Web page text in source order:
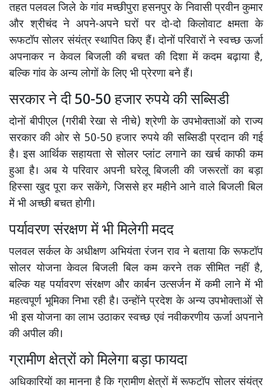
तहत पलवल जिले के गांव मच्छीपुरा हसनपुर के निवासी प्रवीन कुमार
और श्रीचंद ने अपने-अपने घरों पर दो-दो किलोवाट क्षमता के
रूफटॉप सोलर संयंत्र स्थापित किए हैं। दोनों परिवारों ने स्वच्छ ऊर्जा
अपनाकर न केवल बिजली की बचत की दिशा में कदम बढ़ाया है,
बल्कि गांव के अन्य लोगों के लिए भी प्रेरणा बने हैं।
सरकार ने दी 50-50 हजार रुपये की सब्सिडी
दोनों बीपीएल (गरीबी रेखा से नीचे) श्रेणी के उपभोक्ताओं को राज्य
सरकार की ओर से 50-50 हजार रुपये की सब्सिडी प्रदान की गई
है। इस आर्थिक सहायता से सोलर प्लांट लगाने का खर्च काफी कम
हुआ है। अब ये परिवार अपनी घरेलू बिजली की जरूरतों का बड़ा
हिस्सा खुद पूरा कर सकेंगे, जिससे हर महीने आने वाले बिजली बिल
में भी अच्छी बचत होगी।
पर्यावरण संरक्षण में भी मिलेगी मदद
पलवल सर्कल के अधीक्षण अभियंता रंजन राव ने बताया कि रूफटॉप
सोलर योजना केवल बिजली बिल कम करने तक सीमित नहीं है,
बल्कि यह पर्यावरण संरक्षण और कार्बन उत्सर्जन में कमी लाने में भी
महत्वपूर्ण भूमिका निभा रही है। उन्होंने प्रदेश के अन्य उपभोक्ताओं से
भी इस योजना का लाभ उठाकर स्वच्छ एवं नवीकरणीय ऊर्जा अपनाने
की अपील की।
ग्रामीण क्षेत्रों को मिलेगा बड़ा फायदा
अधिकारियों का मानना है कि ग्रामीण क्षेत्रों में रूफटॉप सोलर संयंत्र